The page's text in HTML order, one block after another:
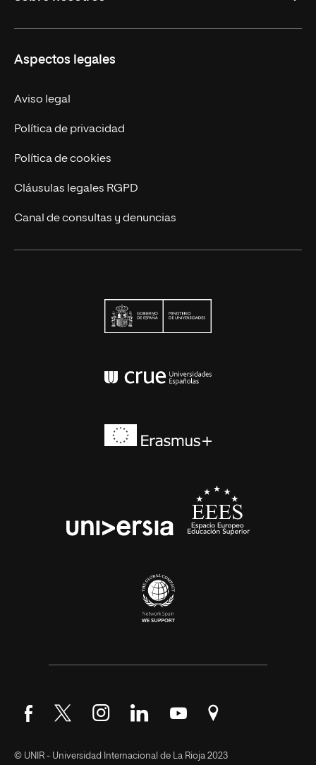
Formación Continua
Trabaja en UNIR
Actualidad
Contáctanos
Aspectos legales
Aviso legal
Política de privacidad
Política de cookies
Cláusulas legales RGPD
Canal de consultas y denuncias
Síguenos en Facebook
Síguenos en Twitter
Síguenos en Instagram
Síguenos en LinkedIn
Síguenos en YouTube
Encuéntranos en
© UNIR - Universidad Internacional de La Rioja 2023